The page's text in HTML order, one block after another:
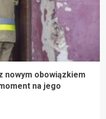
nowym obowiązkiem
na jego